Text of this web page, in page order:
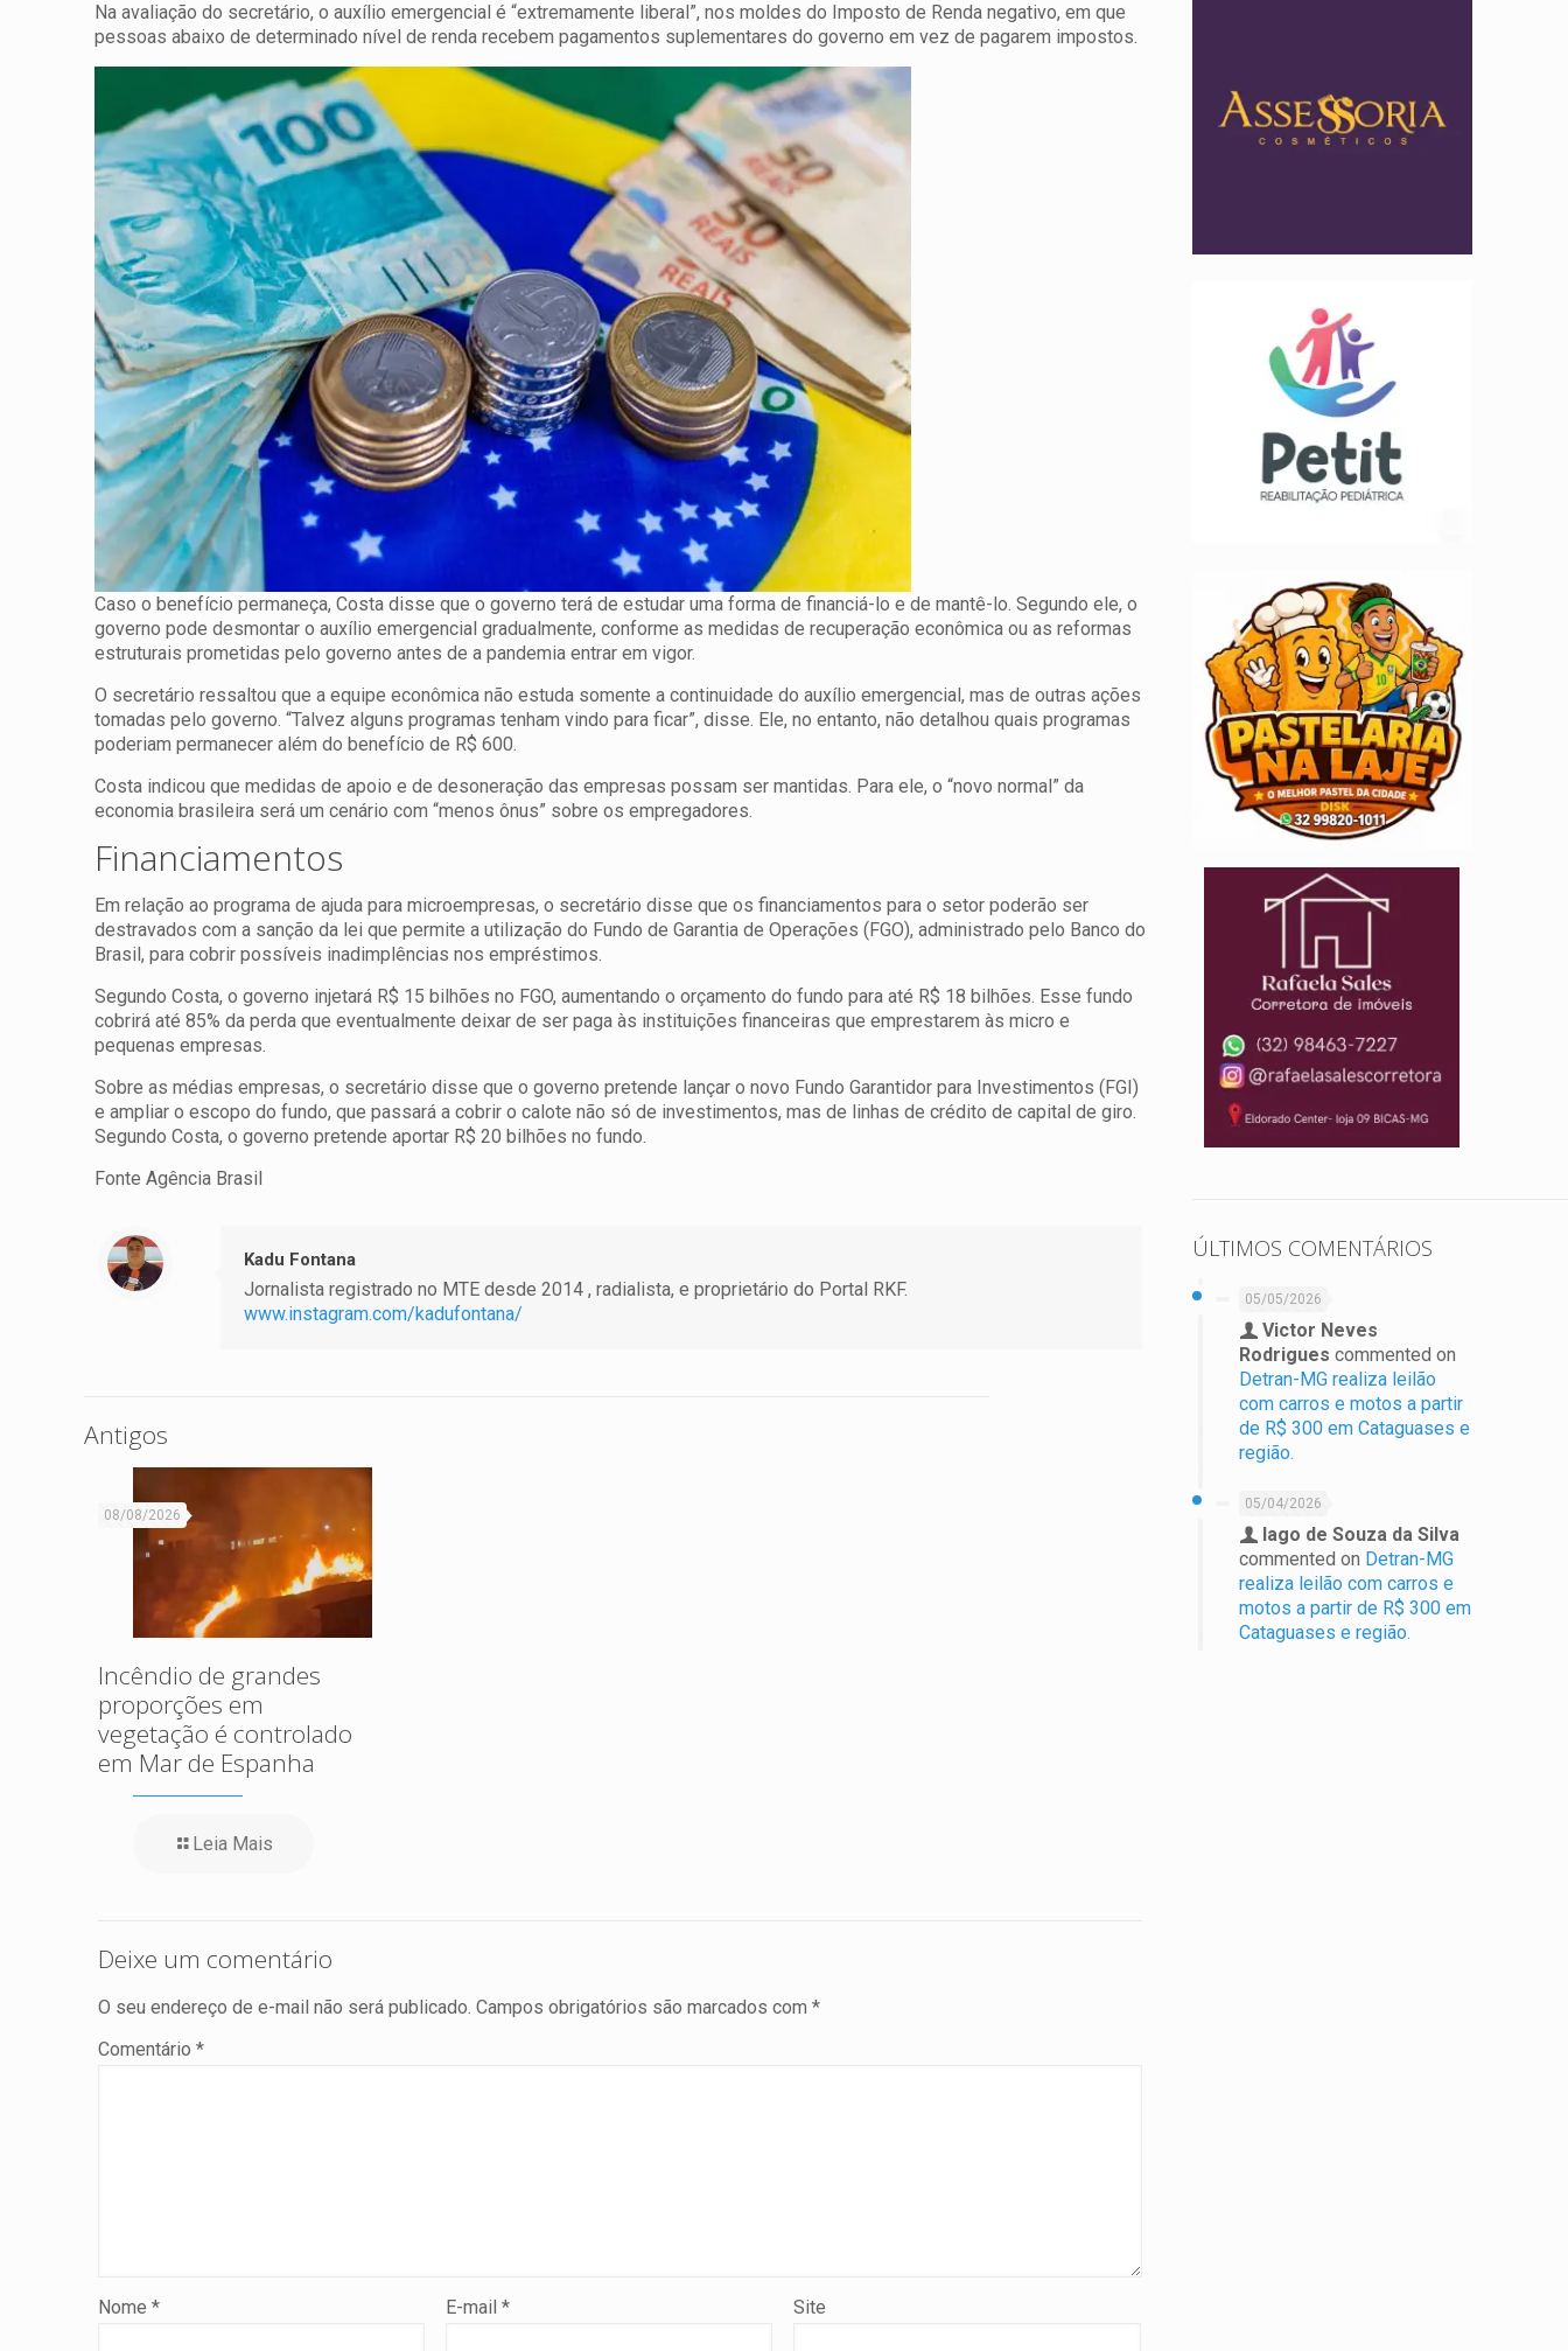
Na avaliação do secretário, o auxílio emergencial é “extremamente liberal”, nos moldes do Imposto de Renda negativo, em que
pessoas abaixo de determinado nível de renda recebem pagamentos suplementares do governo em vez de pagarem impostos.
Caso o benefício permaneça, Costa disse que o governo terá de estudar uma forma de financiá-lo e de mantê-lo. Segundo ele, o
governo pode desmontar o auxílio emergencial gradualmente, conforme as medidas de recuperação econômica ou as reformas
estruturais prometidas pelo governo antes de a pandemia entrar em vigor.
O secretário ressaltou que a equipe econômica não estuda somente a continuidade do auxílio emergencial, mas de outras ações
tomadas pelo governo. “Talvez alguns programas tenham vindo para ficar”, disse. Ele, no entanto, não detalhou quais programas
poderiam permanecer além do benefício de R$ 600.
Costa indicou que medidas de apoio e de desoneração das empresas possam ser mantidas. Para ele, o “novo normal” da
economia brasileira será um cenário com “menos ônus” sobre os empregadores.
Financiamentos
Em relação ao programa de ajuda para microempresas, o secretário disse que os financiamentos para o setor poderão ser
destravados com a sanção da lei que permite a utilização do Fundo de Garantia de Operações (FGO), administrado pelo Banco do
Brasil, para cobrir possíveis inadimplências nos empréstimos.
Segundo Costa, o governo injetará R$ 15 bilhões no FGO, aumentando o orçamento do fundo para até R$ 18 bilhões. Esse fundo
cobrirá até 85% da perda que eventualmente deixar de ser paga às instituições financeiras que emprestarem às micro e
pequenas empresas.
Sobre as médias empresas, o secretário disse que o governo pretende lançar o novo Fundo Garantidor para Investimentos (FGI)
e ampliar o escopo do fundo, que passará a cobrir o calote não só de investimentos, mas de linhas de crédito de capital de giro.
Segundo Costa, o governo pretende aportar R$ 20 bilhões no fundo.
Fonte Agência Brasil
Kadu Fontana
Jornalista registrado no MTE desde 2014 , radialista, e proprietário do Portal RKF.
www.instagram.com/kadufontana/
Antigos
08/08/2026
Incêndio de grandes
proporções em
vegetação é controlado
em Mar de Espanha
Leia Mais
Deixe um comentário
O seu endereço de e-mail não será publicado. Campos obrigatórios são marcados com *
Comentário *
Nome * E-mail* Site
ÚLTIMOS COMENTÁRIOS
05/05/2026
Victor Neves
Rodrigues commented on
Detran-MG realiza leilão
com carros e motos a partir
de R$ 300 em Cataguases e
região.
05/04/2026
Iago de Souza da Silva
commented on Detran-MG
realiza leilão com carros e
motos a partir de R$ 300 em
Cataguases e região.